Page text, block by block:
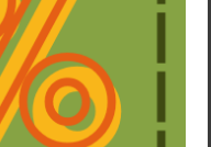
septiembre 2024
julio 2024
junio 2024
abril 2024